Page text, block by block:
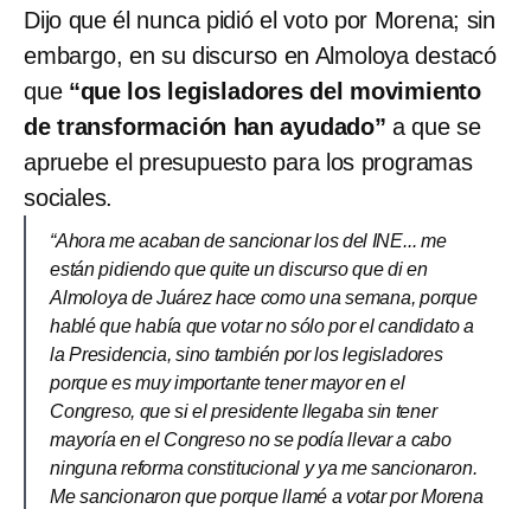
Dijo que él nunca pidió el voto por Morena; sin
embargo, en su discurso en Almoloya destacó
que “que los legisladores del movimiento
de transformación han ayudado”a que se
apruebe el presupuesto para los programas
sociales.
“Ahora me acaban de sancionar los del INE... me
están pidiendo que quite un discurso que di en
Almoloya de Juárez hace como una semana, porque
hablé que había que votar no sólo por el candidato a
la Presidencia, sino también por los legisladores
porque es muy importante tener mayor en el
Congreso, que si el presidente llegaba sin tener
mayoría en el Congreso no se podía llevar a cabo
ninguna reforma constitucional y ya me sancionaron.
Me sancionaron que porque llamé a votar por Morena